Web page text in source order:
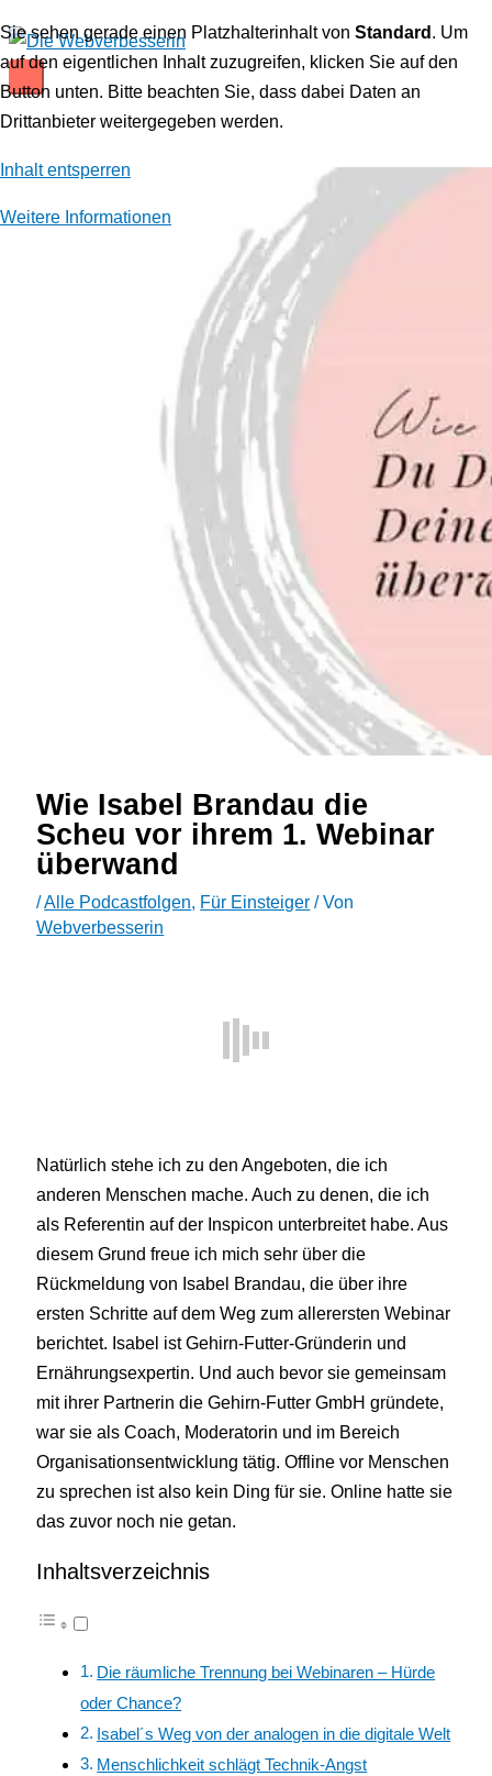
Zum
Inhalt
springen
Hauptmenü
Wie Isabel Brandau die
Scheu vor ihrem 1. Webinar
überwand
/Alle Podcastfolgen, Für Einsteiger / Von
Webverbesserin
Natürlich stehe ich zu den Angeboten, die ich
anderen Menschen mache. Auch zu denen, die ich
als Referentin auf der Inspicon unterbreitet habe. Aus
diesem Grund freue ich mich sehr über die
Rückmeldung von Isabel Brandau, die über ihre
ersten Schritte auf dem Weg zum allerersten Webinar
berichtet. Isabel ist Gehirn-Futter-Gründerin und
Ernährungsexpertin. Und auch bevor sie gemeinsam
mit ihrer Partnerin die Gehirn-Futter GmbH gründete,
war sie als Coach, Moderatorin und im Bereich
Organisationsentwicklung tätig. Offline vor Menschen
zu sprechen ist also kein Ding für sie. Online hatte sie
das zuvor noch nie getan.
Inhaltsverzeichnis
Die räumliche Trennung bei Webinaren – Hürde
oder Chance?
Isabel´s Weg von der analogen in die digitale Welt
Menschlichkeit schlägt Technik-Angst
Sie sehen gerade einen Platzhalterinhalt von Standard . Um
auf den eigentlichen Inhalt zuzugreifen, klicken Sie auf den
Button unten. Bitte beachten Sie, dass dabei Daten an
Drittanbieter weitergegeben werden.
Inhalt entsperren
Weitere Informationen